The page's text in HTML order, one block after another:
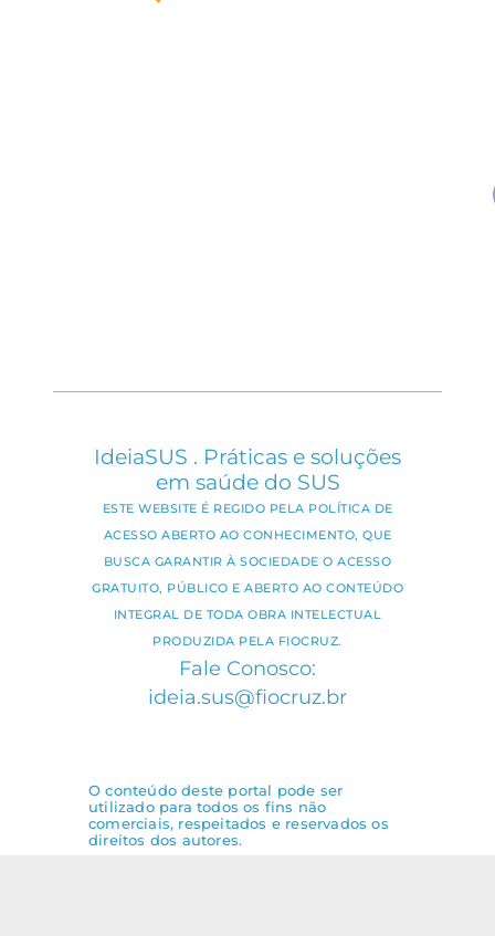
IdeiaSUS . Práticas e soluções
em saúde do SUS
ESTE WEBSITE É REGIDO PELA POLÍTICA DE
ACESSO ABERTO AO CONHECIMENTO, QUE
BUSCA GARANTIR À SOCIEDADE O ACESSO
GRATUITO, PÚBLICO E ABERTO AO CONTEÚDO
INTEGRAL DE TODA OBRA INTELECTUAL
PRODUZIDA PELA FIOCRUZ.
Fale Conosco:
ideia.sus@fiocruz.br
O conteúdo deste portal pode ser
utilizado para todos os fins não
comerciais, respeitados e reservados os
direitos dos autores.